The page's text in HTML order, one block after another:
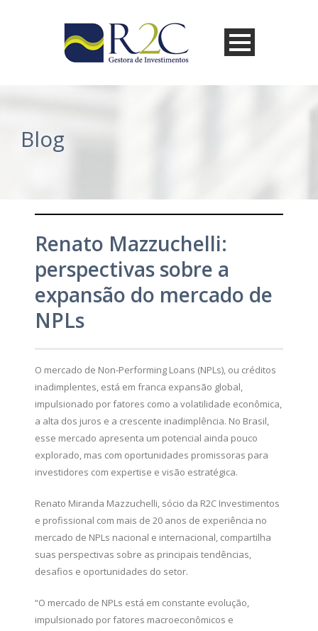
Blog
Renato Mazzuchelli:
perspectivas sobre a
expansão do mercado de
NPLs
O mercado de Non-Performing Loans (NPLs), ou créditos
inadimplentes, está em franca expansão global,
impulsionado por fatores como a volatilidade econômica,
a alta dos juros e a crescente inadimplência. No Brasil,
esse mercado apresenta um potencial ainda pouco
explorado, mas com oportunidades promissoras para
investidores com expertise e visão estratégica.
Renato Miranda Mazzuchelli, sócio da R2C Investimentos
e profissional com mais de 20 anos de experiência no
mercado de NPLs nacional e internacional, compartilha
suas perspectivas sobre as principais tendências,
desafios e oportunidades do setor.
“O mercado de NPLs está em constante evolução,
impulsionado por fatores macroeconômicos e